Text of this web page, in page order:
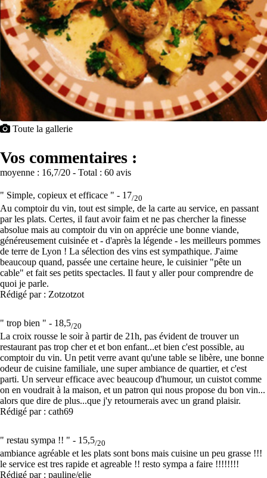
Toute la gallerie
Vos commentaires :
moyenne : 16,7/20 - Total : 60 avis
" Simple, copieux et efficace " - 17/20
Au comptoir du vin, tout est simple, de la carte au service, en passant
par les plats. Certes, il faut avoir faim et ne pas chercher la finesse
absolue mais au comptoir du vin on apprécie une bonne viande,
généreusement cuisinée et - d'après la légende - les meilleurs pommes
de terre de Lyon ! La sélection des vins est sympathique. J'aime
beaucoup quand, passée une certaine heure, le cuisinier "pête un
cable" et fait ses petits spectacles. Il faut y aller pour comprendre de
quoi je parle.
Rédigé par : Zotzotzot
" trop bien " - 18,5/20
La croix rousse le soir à partir de 21h, pas évident de trouver un
restaurant pas trop cher et et bon enfant...et bien c'est possible, au
comptoir du vin. Un petit verre avant qu'une table se libère, une bonne
odeur de cuisine familiale, une super ambiance de quartier, et c'est
parti. Un serveur efficace avec beaucoup d'humour, un cuistot comme
on en voudrait à la maison, et un patron qui nous propose du bon vin...
alors que dire de plus...que j'y retournerais avec un grand plaisir.
Rédigé par : cath69
" restau sympa !! " - 15,5/20
ambiance agréable et les plats sont bons mais cuisine un peu grasse !!!
le service est tres rapide et agreable !! resto sympa a faire !!!!!!!!
Rédigé par : pauline/elie